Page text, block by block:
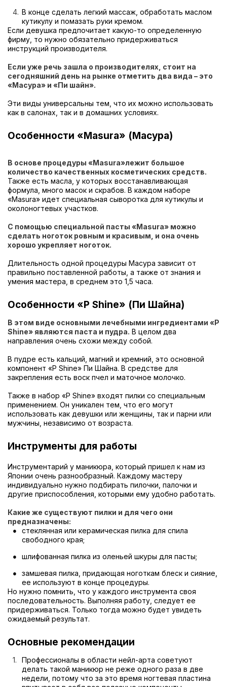
В конце сделать легкий массаж, обработать маслом
кутикулу и помазать руки кремом.
Если девушка предпочитает какую-то определенную
фирму, то нужно обязательно придерживаться
инструкций производителя.
Если уже речь зашла о производителях, стоит на
сегодняшний день на рынке отметить два вида – это
«Масура» и «Пи шайн».
Эти виды универсальны тем, что их можно использовать
как в салонах, так и в домашних условиях.
Особенности «Masura» (Масура)
В основе процедуры «Masura»лежит большое
количество качественных косметических средств.
Также есть масла, у которых восстанавливающая
формула, много масок и скрабов. В каждом наборе
«Masura» идет специальная сыворотка для кутикулы и
околоногтевых участков.
С помощью специальной пасты «Masura» можно
сделать ноготок ровным и красивым, и она очень
хорошо укрепляет ноготок.
Длительность одной процедуры Масура зависит от
правильно поставленной работы, а также от знания и
умения мастера, в среднем это 1,5 часа.
Особенности «P Shine» (Пи Шайна)
В этом виде основными лечебными ингредиентами «P
Shine» являются паста и пудра. В целом два
направления очень схожи между собой.
В пудре есть кальций, магний и кремний, это основной
компонент «P Shine» Пи Шайна. В средстве для
закрепления есть воск пчел и маточное молочко.
Также в набор «P Shine» входят пилки со специальным
применением. Он уникален тем, что его могут
использовать как девушки или женщины, так и парни или
мужчины, независимо от возраста.
Инструменты для работы
Инструментарий у маникюра, который пришел к нам из
Японии очень разнообразный. Каждому мастеру
индивидуально нужно подбирать пилочки, палочки и
другие приспособления, которыми ему удобно работать.
Какие же существуют пилки и для чего они
предназначены:
стеклянная или керамическая пилка для спила
свободного края;
шлифованная пилка из оленьей шкуры для пасты;
замшевая пилка, придающая ноготкам блеск и сияние,
ее используют в конце процедуры.
Но нужно помнить, что у каждого инструмента своя
последовательность. Выполняя работу, следует ее
придерживаться. Только тогда можно будет увидеть
ожидаемый результат.
Основные рекомендации
Профессионалы в области нейл-арта советуют
делать такой маникюр не реже одного раза в две
недели, потому что за это время ногтевая пластина